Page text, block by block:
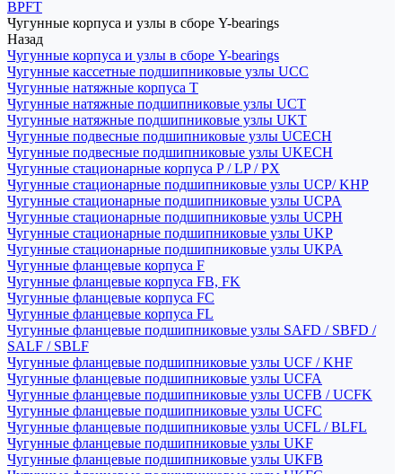
BPFT
Чугунные корпуса и узлы в сборе Y-bearings
Назад
Чугунные корпуса и узлы в сборе Y-bearings
Чугунные кассетные подшипниковые узлы UCC
Чугунные натяжные корпуса T
Чугунные натяжные подшипниковые узлы UCT
Чугунные натяжные подшипниковые узлы UKT
Чугунные подвесные подшипниковые узлы UCECH
Чугунные подвесные подшипниковые узлы UKECH
Чугунные стационарные корпуса P / LP / PX
Чугунные стационарные подшипниковые узлы UCP/ KHP
Чугунные стационарные подшипниковые узлы UCPA
Чугунные стационарные подшипниковые узлы UCPH
Чугунные стационарные подшипниковые узлы UKP
Чугунные стационарные подшипниковые узлы UKPA
Чугунные фланцевые корпуса F
Чугунные фланцевые корпуса FB, FK
Чугунные фланцевые корпуса FC
Чугунные фланцевые корпуса FL
Чугунные фланцевые подшипниковые узлы SAFD / SBFD /
SALF / SBLF
Чугунные фланцевые подшипниковые узлы UCF / KHF
Чугунные фланцевые подшипниковые узлы UCFA
Чугунные фланцевые подшипниковые узлы UCFB / UCFK
Чугунные фланцевые подшипниковые узлы UCFC
Чугунные фланцевые подшипниковые узлы UCFL / BLFL
Чугунные фланцевые подшипниковые узлы UKF
Чугунные фланцевые подшипниковые узлы UKFB